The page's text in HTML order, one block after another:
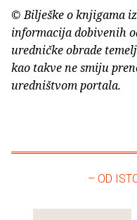
© Bilješke o knjigama
informacija dobivenih
uredničke obrade
kao takve ne smiju
uredništvom portala.
– OD